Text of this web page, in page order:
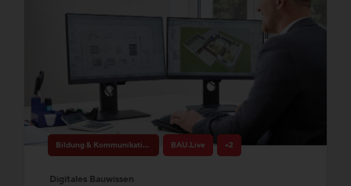
Bildung & Kommunikation BAU.Live +2
Digitales Bauwissen